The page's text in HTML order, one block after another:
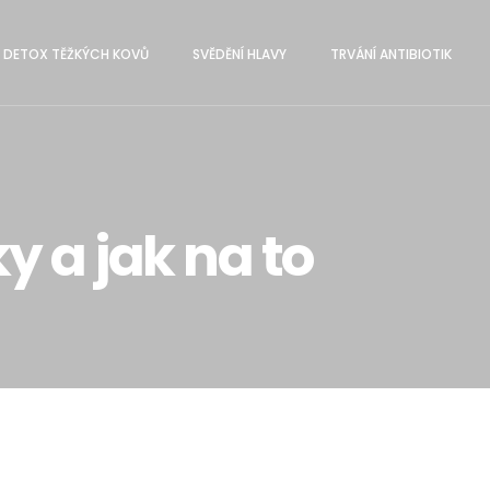
DETOX TĚŽKÝCH KOVŮ SVĔDĚNÍ HLAVY TRVÁNÍ ANTIBIOTIK
a jak na to